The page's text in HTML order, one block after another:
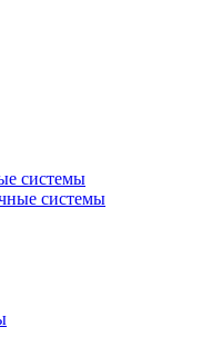
системы
системы